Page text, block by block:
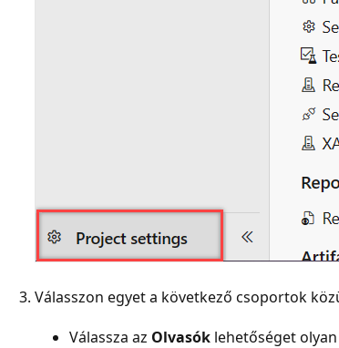
Válasszon egyet a következő csoportok
Válassza az Olvasók lehetőséget